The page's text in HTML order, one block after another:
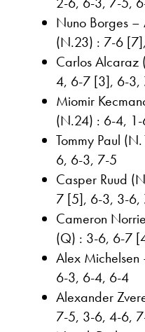
Nuno Borges –
(N.23) : 7-6
Carlos Alcaraz
4, 6-7 [3], 6-3,
Miomir
(N.24) : 6-4,
Tommy Paul
6, 6-3, 7-5
Casper Ruud
7 [5], 6-3, 3-6,
Cameron
(Q) : 3-6, 6-7
Alex
6-3, 6-4, 6-4
Alexander
7-5, 3-6, 4-6,